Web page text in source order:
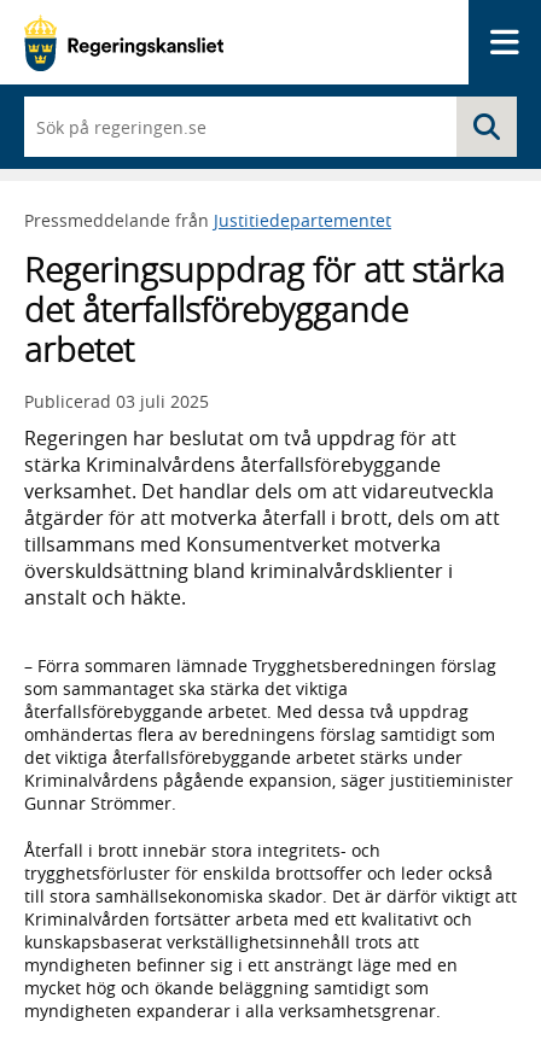
du
börjar
skriva
framträder
lista
med
sökförslag
Pressmeddelande från Justitiedepartementet
Regeringsuppdrag för att stärka
det återfallsförebyggande
arbetet
Publicerad 03 juli 2025
Regeringen har beslutat om två uppdrag för att
stärka Kriminalvårdens återfallsförebyggande
verksamhet. Det handlar dels om att vidareutveckla
åtgärder för att motverka återfall i brott, dels om att
tillsammans med Konsumentverket motverka
överskuldsättning bland kriminalvårdsklienter i
anstalt och häkte.
– Förra sommaren lämnade Trygghetsberedningen förslag
som sammantaget ska stärka det viktiga
återfallsförebyggande arbetet. Med dessa två uppdrag
omhändertas flera av beredningens förslag samtidigt som
det viktiga återfallsförebyggande arbetet stärks under
Kriminalvårdens pågående expansion, säger justitieminister
Gunnar Strömmer.
Återfall i brott innebär stora integritets- och
trygghetsförluster för enskilda brottsoffer och leder också
till stora samhällsekonomiska skador. Det är därför viktigt att
Kriminalvården fortsätter arbeta med ett kvalitativt och
kunskapsbaserat verkställighetsinnehåll trots att
myndigheten befinner sig i ett ansträngt läge med en
mycket hög och ökande beläggning samtidigt som
myndigheten expanderar i alla verksamhetsgrenar.